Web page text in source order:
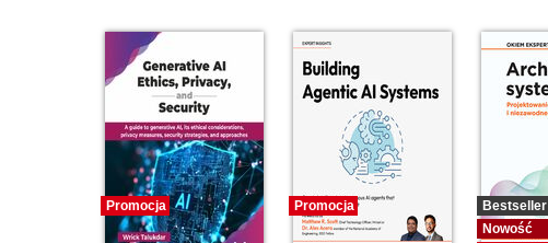
Promocja Promocja
Bestseller
Nowość